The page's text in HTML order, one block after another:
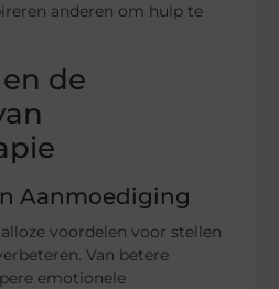
anderen om hulp te
de
Aanmoediging
voordelen voor stellen
Van betere
emotionele